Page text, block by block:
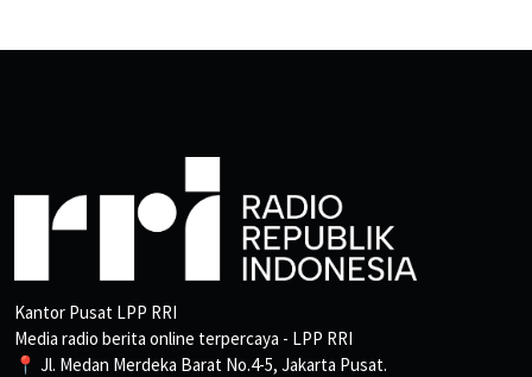
Kantor Pusat LPP RRI
Media radio berita online terpercaya - LPP RRI
📍 Jl. Medan Merdeka Barat No.4-5, Jakarta Pusat.